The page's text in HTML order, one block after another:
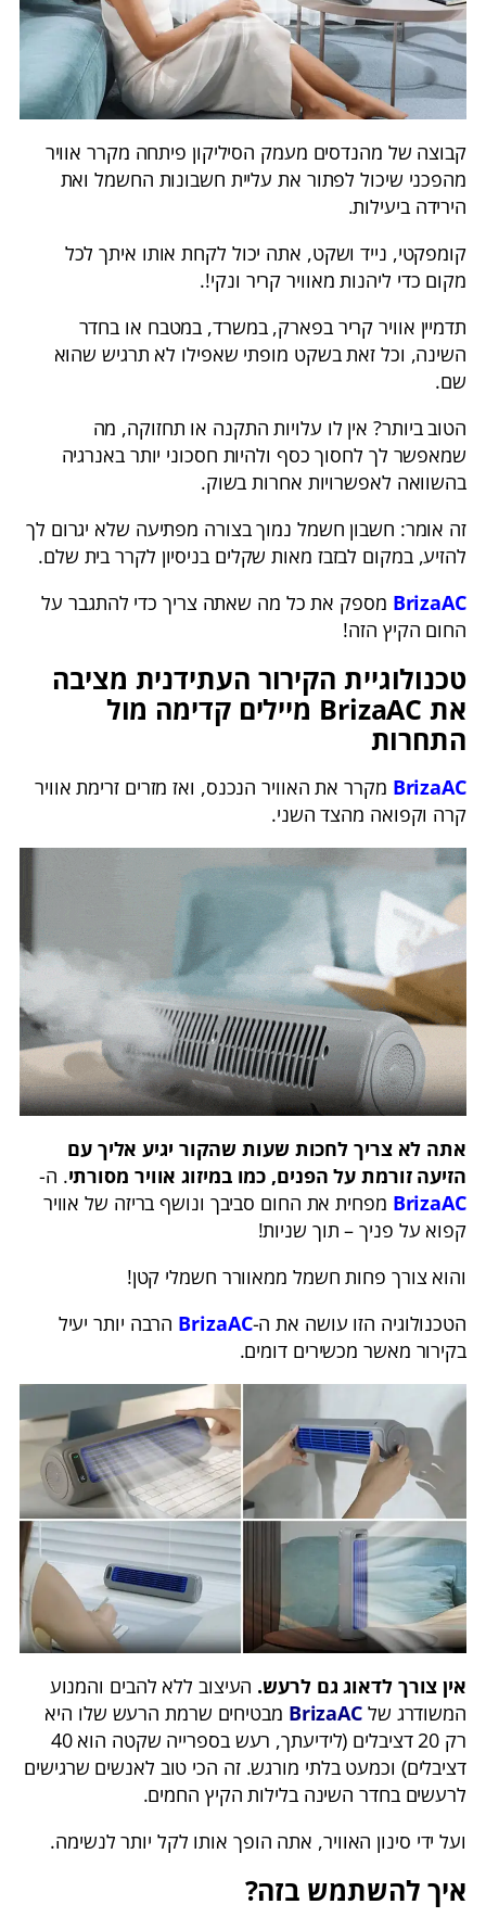
קבוצה של מהנדסים מעמק הסיליקון פיתחה מקרר אוויר
מהפכני שיכול לפתור את עליית חשבונות החשמל ואת
הירידה ביעילות.
קומפקטי, נייד ושקט, אתה יכול לקחת אותו איתך לכל
מקום כדי ליהנות מאוויר קריר ונקי!.
תדמיין אוויר קריר בפארק, במשרד, במטבח או בחדר
השינה, וכל זאת בשקט מופתי שאפילו לא תרגיש שהוא
שם.
הטוב ביותר? אין לו עלויות התקנה או תחזוקה, מה
שמאפשר לך לחסוך כסף ולהיות חסכוני יותר באנרגיה
בהשוואה לאפשרויות אחרות בשוק.
זה אומר: חשבון חשמל נמוך בצורה מפתיעה שלא יגרום לך
להזיע, במקום לבזבז מאות שקלים בניסיון לקרר בית שלם.
BrizaAC מספק את כל מה שאתה צריך כדי להתגבר על
החום הקיץ הזה!
טכנולוגיית הקירור העתידנית מציבה
את BrizaAC מיילים קדימה מול
התחרות
BrizaAC מקרר את האוויר הנכנס, ואז מזרים זרימת אוויר
קרה וקפואה מהצד השני.
אתה לא צריך לחכות שעות שהקור יגיע אליך עם
הזיעה זורמת על הפנים, כמו במיזוג אוויר מסורתי. ה-
BrizaAC מפחית את החום סביבך ונושף בריזה של אוויר
קפוא על פניך – תוך שניות!
והוא צורך פחות חשמל ממאוורר חשמלי קטן!
הטכנולוגיה הזו עושה את ה-BrizaAC הרבה יותר יעיל
בקירור מאשר מכשירים דומים.
אין צורך לדאוג גם לרעש. העיצוב ללא להבים והמנוע
המשודרג של BrizaAC מבטיחים שרמת הרעש שלו היא
רק 20 דציבלים (לידיעתך, רעש בספרייה שקטה הוא 40
דציבלים) וכמעט בלתי מורגש. זה הכי טוב לאנשים שרגישים
לרעשים בחדר השינה בלילות הקיץ החמים.
ועל ידי סינון האוויר, אתה הופך אותו לקל יותר לנשימה.
איך להשתמש בזה?